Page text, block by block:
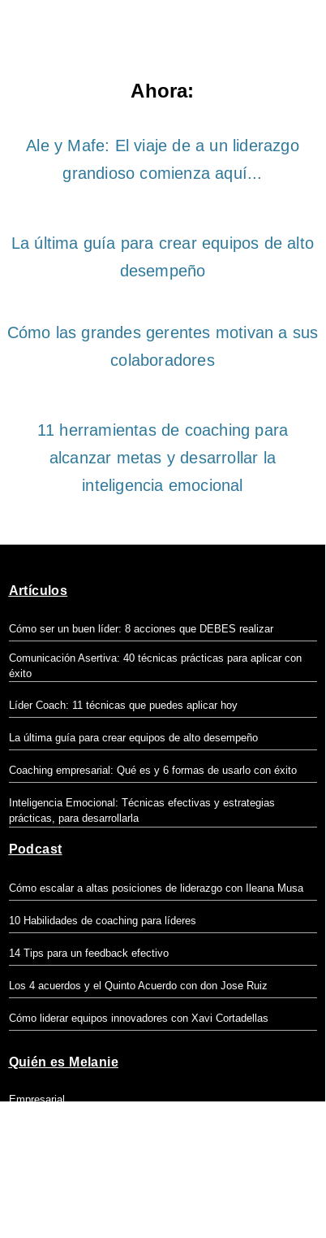
Cómo las grandes gerentes motivan a sus
colaboradores
La última guía para crear equipos de alto
desempeño
Ale y Mafe: El viaje de a un liderazgo
grandioso comienza aquí...
Ahora:
11 herramientas de coaching para
alcanzar metas y desarrollar la
inteligencia emocional
Cómo ser un buen líder: 8 acciones que DEBES realizar
Comunicación Asertiva: 40 técnicas prácticas para aplicar con
éxito
Quién es Melanie
Empresarial
Cómo liderar equipos innovadores con Xavi Cortadellas
Los 4 acuerdos y el Quinto Acuerdo con don Jose Ruiz
14 Tips para un feedback efectivo
10 Habilidades de coaching para líderes
Cómo escalar a altas posiciones de liderazgo con Ileana Musa
Podcast
Inteligencia Emocional: Técnicas efectivas y estrategias
prácticas, para desarrollarla
Coaching empresarial: Qué es y 6 formas de usarlo con éxito
La última guía para crear equipos de alto desempeño
Líder Coach: 11 técnicas que puedes aplicar hoy
Artículos